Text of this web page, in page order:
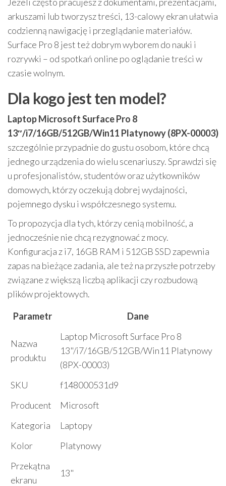
arkuszami lub tworzysz treści, 13-calowy ekran ułatwia
codzienną nawigację i przeglądanie materiałów.
Surface Pro 8 jest też dobrym wyborem do nauki i
rozrywki – od spotkań online po oglądanie treści w
czasie wolnym.
Dla kogo jest ten model?
Laptop Microsoft Surface Pro 8
13″/i7/16GB/512GB/Win11 Platynowy (8PX-00003)
szczególnie przypadnie do gustu osobom, które chcą
jednego urządzenia do wielu scenariuszy. Sprawdzi się
u profesjonalistów, studentów oraz użytkowników
domowych, którzy oczekują dobrej wydajności,
pojemnego dysku i współczesnego systemu.
To propozycja dla tych, którzy cenią mobilność, a
jednocześnie nie chcą rezygnować z mocy.
Konfiguracja z i7, 16GB RAM i 512GB SSD zapewnia
zapas na bieżące zadania, ale też na przyszłe potrzeby
związane z większą liczbą aplikacji czy rozbudową
plików projektowych.
Parametr
Dane
Nazwa
produktu
Laptop Microsoft Surface Pro 8
13"/i7/16GB/512GB/Win11 Platynowy
(8PX-00003)
SKU
f148000531d9
Producent
Microsoft
Kategoria
Laptopy
Kolor
Platynowy
Przekątna
ekranu
13"